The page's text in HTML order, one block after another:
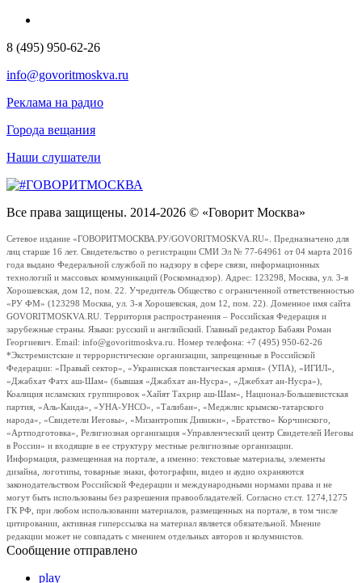
8 (495) 950-62-26
info@govoritmoskva.ru
Реклама на радио
Города вещания
Наши слушатели
Все права защищены. 2014-2026 © «Говорит Москва»
Сетевое издание «ГОВОРИТМОСКВА.РУ/GOVORITMOSKVA.RU». Предназначено для
лиц старше 16 лет. Свидетельство о регистрации СМИ Эл № 77-64961 от 04 марта 2016
года выдано Федеральной службой по надзору в сфере связи, информационных
технологий и массовых коммуникаций (Роскомнадзор). Адрес: 123298, Москва, ул. 3-я
Хорошевская, дом 12, пом. 22. Учредитель Общество с ограниченной ответственностью
«РУ ФМ» (123298 Москва, ул. 3-я Хорошевская, дом 12, пом. 22). Доменное имя сайта
GOVORITMOSKVA.RU. Территория распространения – Российская Федерация и
зарубежные страны. Языки: русский и английский. Главный редактор Бабаян Роман
Георгиевич. Email: info@govoritmoskva.ru. Номер телефона: +7 (495) 950-62-26
*Экстремистские и террористические организации, запрещенные в Российской
Федерации: «Правый сектор», «Украинская повстанческая армия» (УПА), «ИГИЛ»,
«Джабхат Фатх аш-Шам» (бывшая «Джабхат ан-Нусра», «Джебхат ан-Нусра»),
Коалиция исламских группировок «Хайят Тахрир аш-Шам», Национал-Большевистская
партия, «Аль-Каида», «УНА-УНСО», «Талибан», «Меджлис крымско-татарского
народа», «Свидетели Иеговы», «Мизантропик Дивижн», «Братство» Корчинского,
«Артподготовка», Религиозная организация «Управленческий центр Свидетелей Иеговы
в России» и входящие в ее структуру местные религиозные организации.
Информация, размещенная на портале, а именно: текстовые материалы, элементы
дизайна, логотипы, товарные знаки, фотографии, видео и аудио охраняются
законодательством Российской Федерации и международными нормами права и не
могут быть использованы без разрешения правообладателей. Согласно ст.ст. 1274,1275
ГК РФ, при любом использовании материалов, размещенных на портале, в том числе
цитировании, активная гиперссылка на материал является обязательной. Мнение
редакции может не совпадать с мнением отдельных авторов и колумнистов.
Сообщение отправлено
play